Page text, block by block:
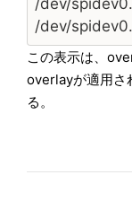
/dev/
この表示は、
overlayが適用さ
る。